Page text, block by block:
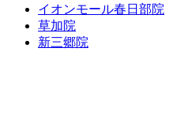
イオンモール春日部院
草加院
新三郷院